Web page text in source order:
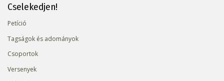
Cselekedjen!
Petíció
Tagságok és adományok
Csoportok
Versenyek